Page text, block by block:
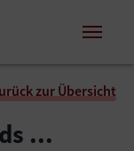
zur Übersicht
...